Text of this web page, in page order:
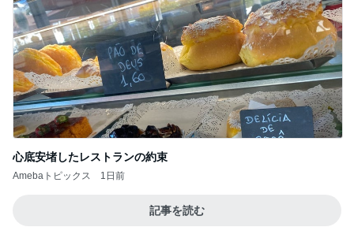
心底安堵したレストランの約束
Amebaトピックス 1日前
記事を読む